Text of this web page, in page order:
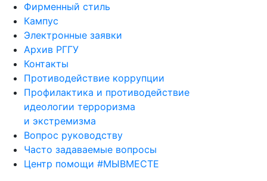
Фирменный стиль
Кампус
Электронные заявки
Архив РГГУ
Контакты
Противодействие коррупции
Профилактика и противодействие
идеологии терроризма
и экстремизма
Вопрос руководству
Часто задаваемые вопросы
Центр помощи #МЫВМЕСТЕ